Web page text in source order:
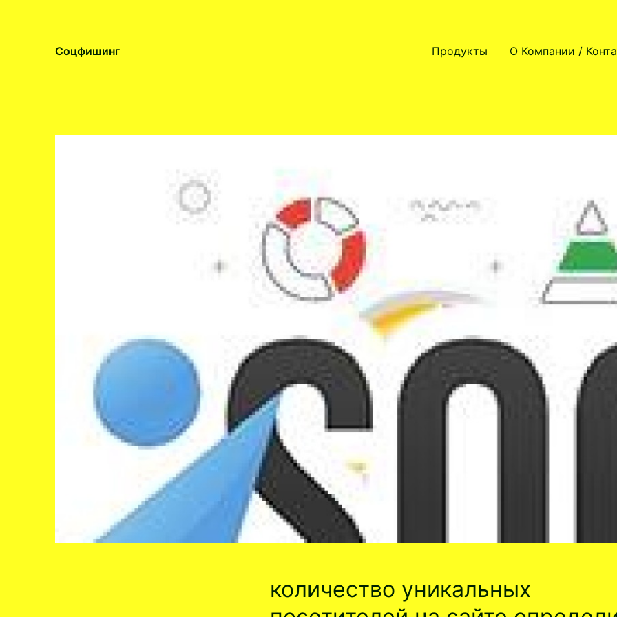
Соцфишинг Продукты О Компании /
количество уникальных